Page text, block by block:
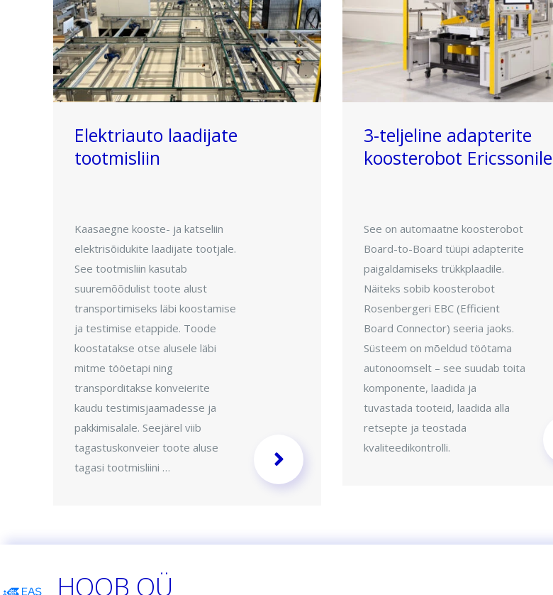
Elektriauto laadijate
tootmisliin
Kaasaegne kooste- ja katseliin
elektrisõidukite laadijate tootjale.
See tootmisliin kasutab
suuremõõdulist toote alust
transportimiseks läbi koostamise
ja testimise etappide. Toode
koostatakse otse alusele läbi
mitme tööetapi ning
transporditakse konveierite
kaudu testimisjaamadesse ja
pakkimisalale. Seejärel viib
tagastuskonveier toote aluse
tagasi tootmisliini …
3-teljeline adapterite
koosterobot Ericssonile
See on automaatne koosterobot
Board-to-Board tüüpi adapterite
paigaldamiseks trükkplaadile.
Näiteks sobib koosterobot
Rosenbergeri EBC (Efficient
Board Connector) seeria jaoks.
Süsteem on mõeldud töötama
autonoomselt – see suudab toita
komponente, laadida ja
tuvastada tooteid, laadida alla
retsepte ja teostada
kvaliteedikontrolli.
HOOB OÜ